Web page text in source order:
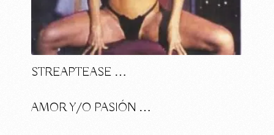
STREAPTEASE …
AMOR Y/O PASIÓN …